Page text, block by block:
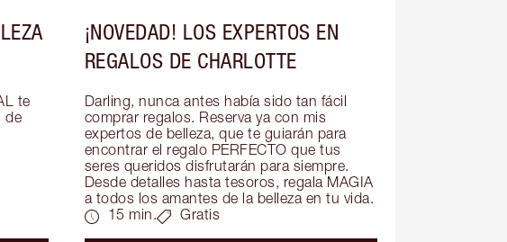
te
de
¡NOVEDAD! LOS EXPERTOS EN
REGALOS DE CHARLOTTE
Darling, nunca antes había sido tan fácil
comprar regalos. Reserva ya con mis
expertos de belleza, que te guiarán para
encontrar el regalo PERFECTO que tus
seres queridos disfrutarán para siempre.
Desde detalles hasta tesoros, regala MAGIA
a todos los amantes de la belleza en tu vida.
15 min.
Gratis